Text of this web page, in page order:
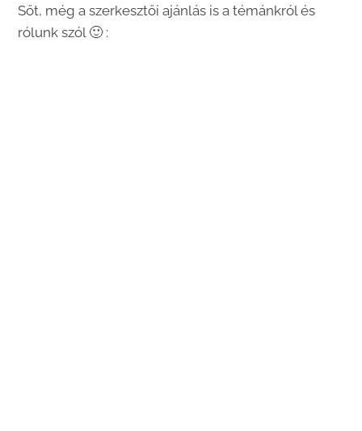
Sőt, még a szerkesztői ajánlás is a témánkról és
rólunk szól 🙂 :